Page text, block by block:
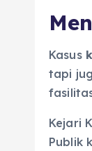
Kasus
tapi
Kejari
Publik